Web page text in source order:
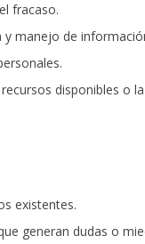
fracaso.
y manejo de
disponibles o
existentes.
generan dudas o